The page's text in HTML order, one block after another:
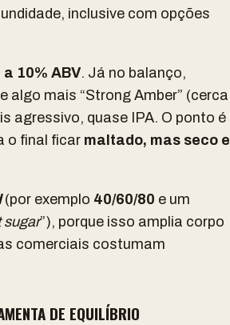
inclusive com opções
a 10% ABV. Já no balanço,
algo mais “Strong Amber” (cerca
agressivo, quase IPA. O ponto é
o final ficar maltado, mas seco e
(por exemplo 40/60/80 e um
sugar”), porque isso amplia corpo
comerciais costumam
DE EQUILÍBRIO